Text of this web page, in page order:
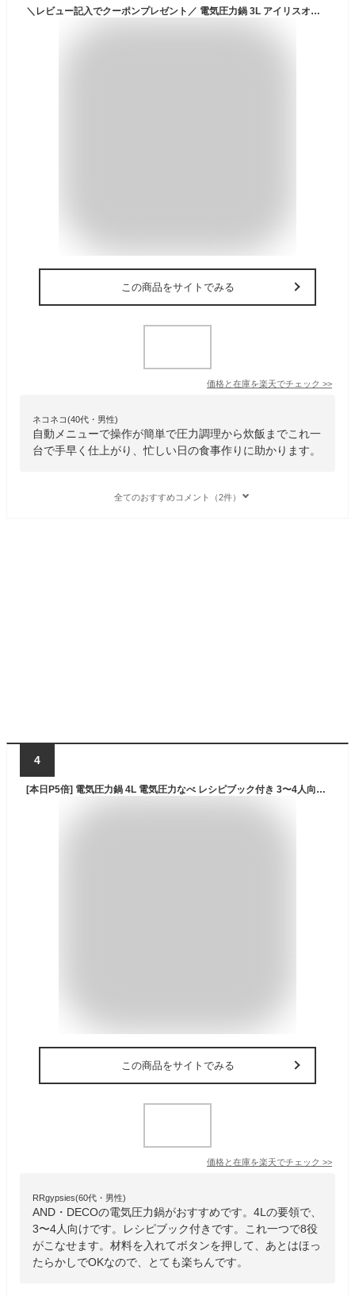
＼レビュー記入でクーポンプレゼント／ 電気圧力鍋 3L アイリスオーヤマ 自動メニュー 圧力調理 圧力鍋 炊飯器 炊飯 3合 予約調理 保温 簡単 お手入れ 蒸し野菜 低温調理 無水調理 発酵 ホワイト ダークグレー PMPC-REMA3 KPC-REMA3
この商品をサイトでみる
価格と在庫を楽天でチェック >>
ネコネコ(40代・男性)
自動メニューで操作が簡単で圧力調理から炊飯までこれ一
台で手早く仕上がり、忙しい日の食事作りに助かります。
全てのおすすめコメント（2件）
4
[本日P5倍] 電気圧力鍋 4L 電気圧力なべ レシピブック付き 3〜4人向け 圧力鍋 電気 圧力なべ 自動調理器 保温機能 炊飯器 電気調理鍋 電気鍋 キッチン家電 調理家電 4.0L ブラック ホワイト 時短
この商品をサイトでみる
価格と在庫を楽天でチェック >>
RRgypsies(60代・男性)
AND・DECOの電気圧力鍋がおすすめです。4Lの要領で、
3〜4人向けです。レシピブック付きです。これ一つで8役
がこなせます。材料を入れてボタンを押して、あとはほっ
たらかしでOKなので、とても楽ちんです。